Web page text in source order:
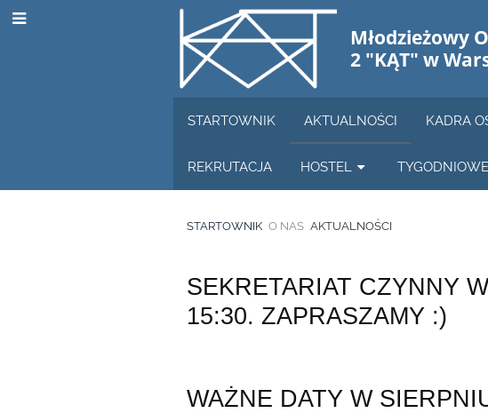
Młodzieżowy
2 "KĄT" w
STARTOWNIK AKTUALNOŚCI KADRA
REKRUTACJA HOSTEL
STARTOWNIK O NAS AKTUALNOŚCI
AKTUALNOŚCI
SEKRETARIAT CZYNNY
15:30. ZAPRASZAMY :)
WAŻNE DATY W